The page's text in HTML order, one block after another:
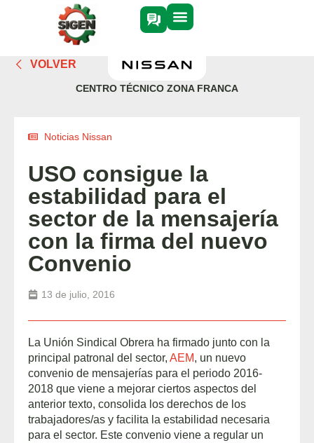
VOLVER
CENTRO TÉCNICO ZONA FRANCA
Noticias Nissan
USO consigue la
estabilidad para el
sector de la mensajería
con la firma del nuevo
Convenio
13 de julio, 2016
La Unión Sindical Obrera ha firmado junto con la
principal patronal del sector, AEM, un nuevo
convenio de mensajerías para el periodo 2016-
2018 que viene a mejorar ciertos aspectos del
anterior texto, consolida los derechos de los
trabajadores/as y facilita la estabilidad necesaria
para el sector. Este convenio viene a regular un